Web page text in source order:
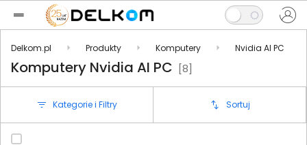
Delkom.pl Produkty Komputery Nvidia AI PC
Komputery Nvidia AI PC [8]
Kategorie i Filtry Sortuj